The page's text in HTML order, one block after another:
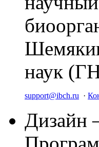
наук
support@ibch.ru ·